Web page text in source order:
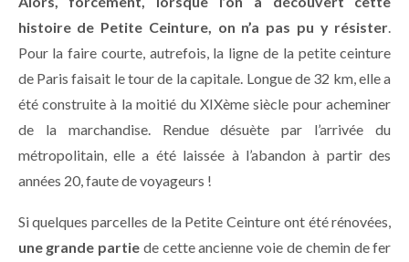
histoire de Petite Ceinture, on n’a pas pu y résister.
Pour la faire courte, autrefois, la ligne de la petite ceinture
de Paris faisait le tour de la capitale. Longue de 32 km, elle a
été construite à la moitié du XIXème siècle pour acheminer
de la marchandise. Rendue désuète par l’arrivée du
métropolitain, elle a été laissée à l’abandon à partir des
années 20, faute de voyageurs !
Si quelques parcelles de la Petite Ceinture ont été rénovées,
une grande partie de cette ancienne voie de chemin de fer